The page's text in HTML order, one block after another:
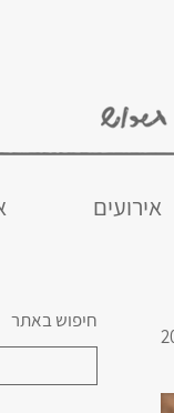
אירועים
חיפוש באתר